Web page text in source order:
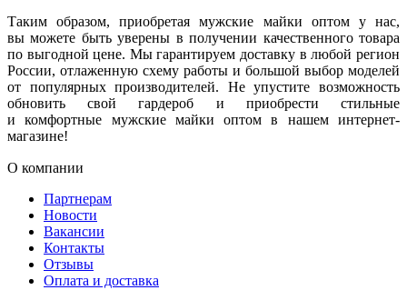
Таким образом, приобретая мужские майки оптом у нас,
вы можете быть уверены в получении качественного товара
по выгодной цене. Мы гарантируем доставку в любой регион
России, отлаженную схему работы и большой выбор моделей
от популярных производителей. Не упустите возможность
обновить свой гардероб и приобрести стильные
и комфортные мужские майки оптом в нашем интернет-
магазине!
О компании
Партнерам
Новости
Вакансии
Контакты
Отзывы
Оплата и доставка